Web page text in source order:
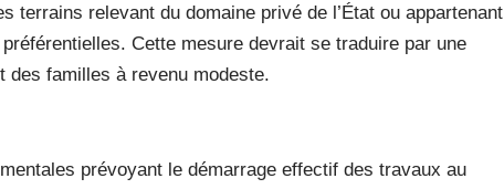
terrains relevant du domaine privé de l’État ou appartenant
Cette mesure devrait se traduire par une
des familles à revenu modeste.
prévoyant le démarrage effectif des travaux au